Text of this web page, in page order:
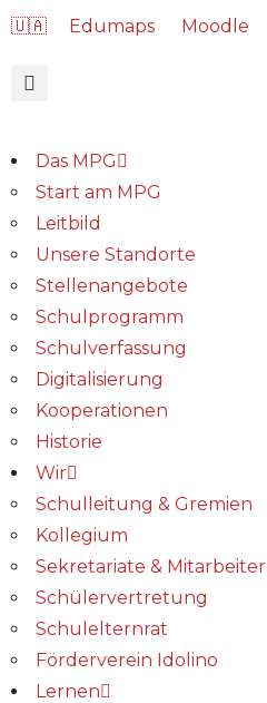
🇺🇦 Edumaps Moodle
Das MPG
Start am MPG
Leitbild
Unsere Standorte
Stellenangebote
Schulprogramm
Schulverfassung
Digitalisierung
Kooperationen
Historie
Wir
Schulleitung & Gremien
Kollegium
Sekretariate & Mitarbeiter
Schülervertretung
Schulelternrat
Förderverein Idolino
Lernen